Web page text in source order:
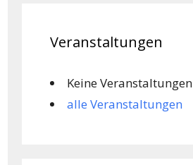
Veranstaltungen
Keine Veranstaltungen
alle Veranstaltungen